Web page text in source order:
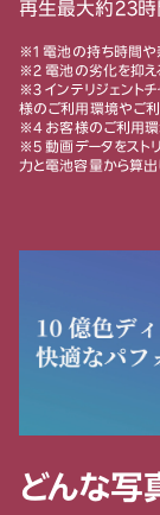
再生最大約23時
※1 電池の持ち時間や
※2 電池の劣化を抑える
※3 インテリジェント
様のご利用環境やご利
※4 お客様のご利用環
※5 動画データをスト
力と電池容量から算出
どんな写